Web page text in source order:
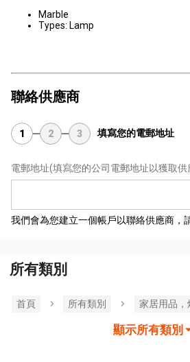
Marble
Types: Lamp
聯絡供應商
1 2 3 填寫您的電郵地址
電郵地址(填寫您的公司電郵地址以獲取
我們會為您建立一個帳戶以聯絡供應商，
所有類別
首頁 所有類別 家居用品，
顯示所有類別